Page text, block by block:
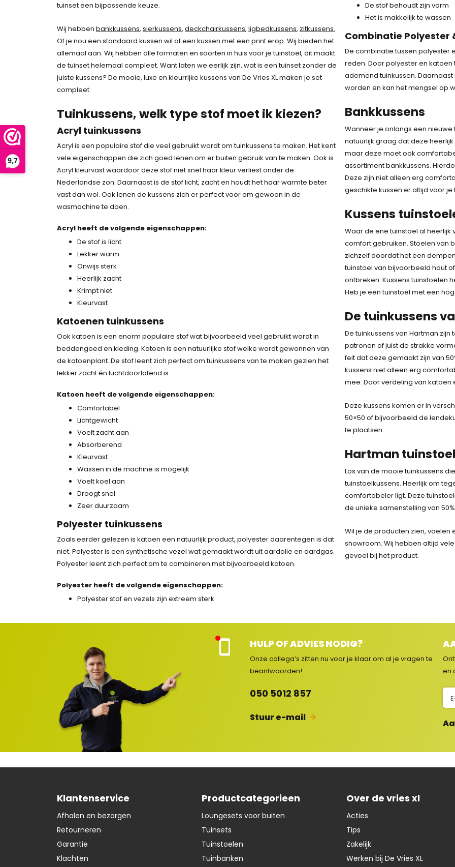
tuinset een bijpassende keuze.
Wij hebben bankkussens, sierkussens, deckchairkussens, ligbedkussens, zitkussens.
Of je nou een standaard kussen wil of een kussen met een print erop. Wij bieden het
allemaal aan. Wij hebben alle formaten en soorten in huis voor je tuinstoel, dit maakt
de tuinset helemaal compleet. Want laten we eerlijk zijn, wat is een tuinset zonder de
juiste kussens? De mooie, luxe en kleurrijke kussens van De Vries XL maken je set
compleet.
Tuinkussens, welk type stof moet ik kiezen?
Acryl tuinkussens
Acryl is een populaire stof die veel gebruikt wordt om tuinkussens te maken. Het kent
vele eigenschappen die zich goed lenen om er buiten gebruik van te maken. Ook is
Acryl kleurvast waardoor deze stof niet snel haar kleur verliest onder de
Nederlandse zon. Daarnaast is de stof licht, zacht en houdt het haar warmte beter
vast dan wol. Ook lenen de kussens zich er perfect voor om gewoon in de
wasmachine te doen.
Acryl heeft de volgende eigenschappen:
De stof is licht
Lekker warm
Onwijs sterk
Heerlijk zacht
Krimpt niet
Kleurvast
Katoenen tuinkussens
Ook katoen is een enorm populaire stof wat bijvoorbeeld veel gebruikt wordt in
beddengoed en kleding. Katoen is een natuurlijke stof welke wordt gewonnen van
de katoenplant. De stof leent zich perfect om tuinkussens van te maken gezien het
lekker zacht én luchtdoorlatend is.
Katoen heeft de volgende eigenschappen:
Comfortabel
Lichtgewicht
Voelt zacht aan
Absorberend
Kleurvast
Wassen in de machine is mogelijk
Voelt koel aan
Droogt snel
Zeer duurzaam
Polyester tuinkussens
Zoals eerder gelezen is katoen een natuurlijk product, polyester daarentegen is dat
niet. Polyester is een synthetische vezel wat gemaakt wordt uit aardolie en aardgas.
Polyester leent zich perfect om te combineren met bijvoorbeeld katoen.
Polyester heeft de volgende eigenschappen:
Polyester stof en vezels zijn extreem sterk
De stof behoudt zijn vorm
Het is makkelijk te wassen
Combinatie Polyester
De combinatie tussen polyester
reden. Door polyester en
ademend tuinkussen.
worden en kan het mengsel op
Bankkussens
Wanneer je onlangs een
natuurlijk graag dat deze
maar deze moet ook
assortiment bankkussens.
Deze zijn niet alleen erg
geschikte kussen er altijd voor je
Kussens
Waar de ene tuinstoel al heerlijk
comfort gebruiken. Stoelen van
zichzelf doordat het een
tuinstoel van bijvoorbeeld hout
ontbreken. Kussens tuinstoelen
Heb je een tuinstoel met een
De tuinkussens
De tuinkussens van Hartman
patronen of juist de strakke
feit dat deze gemaakt zijn van
kussens niet alleen erg
mee. Door verdeling van
Deze kussens komen er in
50×50 of bijvoorbeeld de
te plaatsen.
Hartman
Los van de mooie tuinkussens
tuinstoelkussens. Heerlijk om
comfortabeler ligt. Deze
de unieke samenstelling van
Wil je de producten zien, voelen
showroom. Wij hebben altijd
gevoel bij het product.
nte
HULP OF ADVIES NODIG?
Onze collega’s zitten nu voor je klaar om al je vragen te
beantwoorden!
050 5012 857
Stuur e-mail
en
N
i
e
u
s
b
Klantenservice
Afhalen en bezorgen
Retourneren
Garantie
Klachten
Productcategorieen
Loungesets voor buiten
Tuinsets
Tuinstoelen
Tuinbanken
Over de vries xl
Acties
Tips
Zakelijk
Werken bij De Vries XL